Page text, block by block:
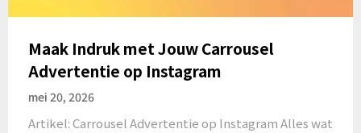
Maak Indruk met Jouw Carrousel
Advertentie op Instagram
mei 20, 2026
Artikel: Carrousel Advertentie op Instagram Alles wat